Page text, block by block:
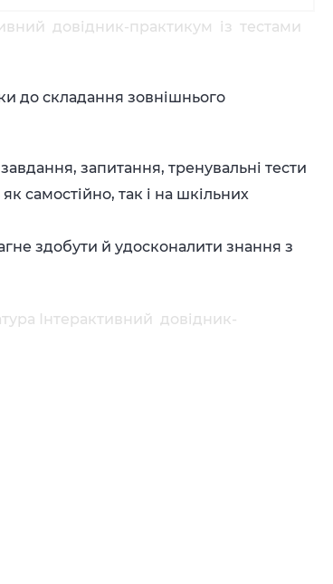
довідник-практикум із тестами
до складання зовнішнього
запитання, тренувальні тести
самостійно, так і на шкільних
здобути й удосконалити знання з
Інтерактивний довідник-